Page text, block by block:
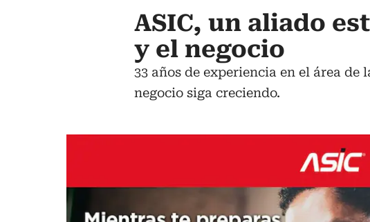
ASIC, un aliado
y el negocio
33 años de experiencia en el área
negocio siga creciendo.